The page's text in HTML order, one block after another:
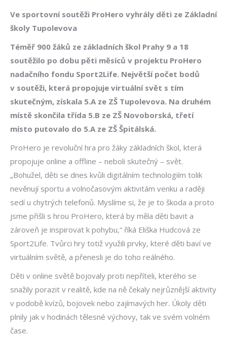
Ve sportovní soutěži ProHero vyhrály děti ze Základní
školy Tupolevova
Téměř 900 žáků ze základních škol Prahy 9 a 18
soutěžilo po dobu pěti měsíců v projektu ProHero
nadačního fondu Sport2Life. Největší počet bodů
v soutěži, která propojuje virtuální svět s tím
skutečným, získala 5.A ze ZŠ Tupolevova. Na druhém
místě skončila třída 5.B ze ZŠ Novoborská, třetí
místo putovalo do 5.A ze ZŠ Špitálská.
ProHero je revoluční hra pro žáky základních škol, která
propojuje online a offline – neboli skutečný – svět.
„Bohužel, děti se dnes kvůli digitálním technologiím tolik
nevěnují sportu a volnočasovým aktivitám venku a raději
sedí u chytrých telefonů. Myslíme si, že je to škoda a proto
jsme přišli s hrou ProHero, která by měla děti bavit a
zároveň je inspirovat k pohybu,“ říká Eliška Hudcová ze
Sport2Life. Tvůrci hry totiž využili prvky, které děti baví ve
virtuálním světě, a přenesli je do toho reálného.
Děti v online světě bojovaly proti nepříteli, kterého se
snažily porazit v realitě, kde na ně čekaly nejrůznější aktivity
v podobě kvízů, bojovek nebo zajímavých her. Úkoly děti
plnily jak v hodinách tělesné výchovy, tak ve svém volném
čase.